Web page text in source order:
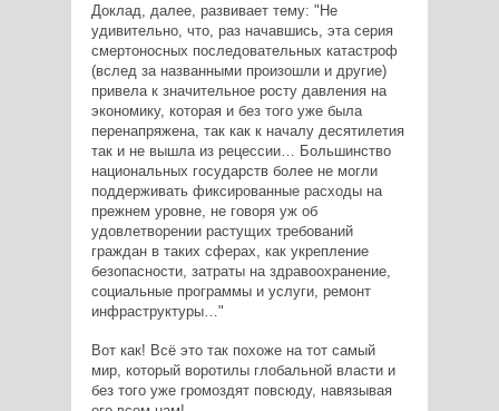
Доклад, далее, развивает тему: "Не
удивительно, что, раз начавшись, эта серия
смертоносных последовательных катастроф
(вслед за названными произошли и другие)
привела к значительное росту давления на
экономику, которая и без того уже была
перенапряжена, так как к началу десятилетия
так и не вышла из рецессии… Большинство
национальных государств более не могли
поддерживать фиксированные расходы на
прежнем уровне, не говоря уж об
удовлетворении растущих требований
граждан в таких сферах, как укрепление
безопасности, затраты на здравоохранение,
социальные программы и услуги, ремонт
инфраструктуры…"
Вот как! Всё это так похоже на тот самый
мир, который воротилы глобальной власти и
без того уже громоздят повсюду, навязывая